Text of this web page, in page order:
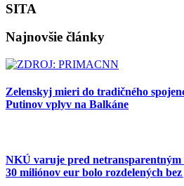
SITA
Najnovšie články
Zelenskyj mieri do tradičného
Putinov vplyv na Balkáne
NKÚ varuje pred netransparentným
30 miliónov eur bolo rozdelených